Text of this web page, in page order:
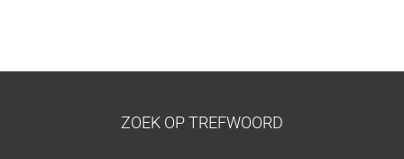
ZOEK OP TREFWOORD